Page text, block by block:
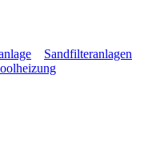
Sandfilteranlagen